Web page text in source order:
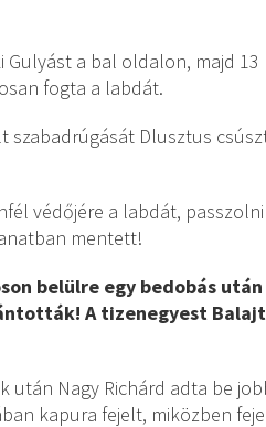
Gulyást a bal oldalon, majd
fogta a labdát.
szabadrúgását Dlusztus
védőjére a labdát,
mentett!
belülre egy bedobás
A tizenegyest
után Nagy Richárd adta be
kapura fejelt, miközben